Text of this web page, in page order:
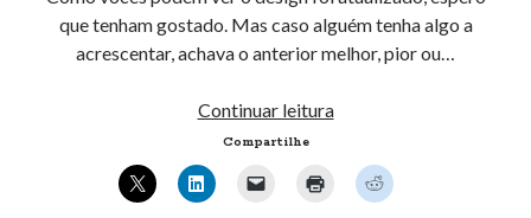
que tenham gostado. Mas caso alguém tenha algo a
acrescentar, achava o anterior melhor, pior ou…
Continuar leituraNovo
tradução.
Compartilhe